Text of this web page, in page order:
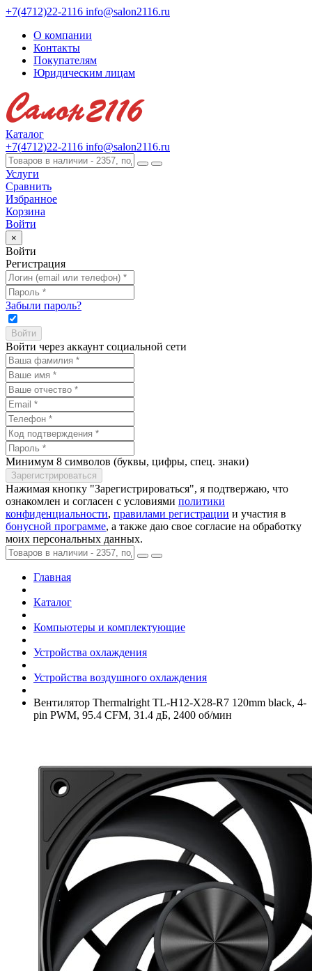
+7(4712)22-2116 info@salon2116.ru
О компании
Контакты
Покупателям
Юридическим лицам
Каталог
+7(4712)22-2116 info@salon2116.ru
Услуги
Сравнить
Избранное
Корзина
Войти
×
Войти
Регистрация
Забыли пароль?
Войти через аккаунт социальной сети
Минимум 8 символов (буквы, цифры, спец. знаки)
Нажимая кнопку "Зарегистрироваться", я подтвержаю, что
ознакомлен и согласен с условиями политики
конфиденциальности, правилами регистрации и участия в
бонусной программе, а также даю свое согласие на обработку
моих персональных данных.
Главная
Каталог
Компьютеры и комплектующие
Устройства охлаждения
Устройства воздушного охлаждения
Вентилятор Thermalright TL-H12-X28-R7 120mm black, 4-
pin PWM, 95.4 CFM, 31.4 дБ, 2400 об/­мин